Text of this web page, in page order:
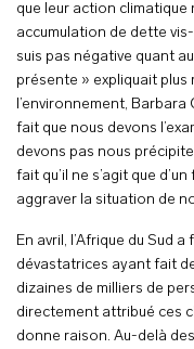
que leur action climatique
accumulation de dette
suis pas négative quant
présente » expliquait
l’environnement, Barbara
fait que nous devons
devons pas nous
fait qu’il ne s’agit que
aggraver la situation de
En avril, l’Afrique du Sud
dévastatrices ayant fait
dizaines de milliers de
directement attribué ces
donne raison. Au-delà